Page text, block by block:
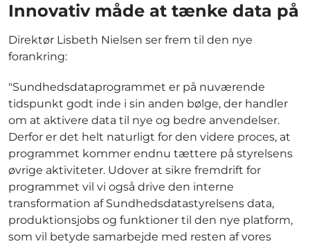
Innovativ måde at tænke data på
Direktør Lisbeth Nielsen ser frem til den nye
forankring:
"Sundhedsdataprogrammet er på nuværende
tidspunkt godt inde i sin anden bølge, der handler
om at aktivere data til nye og bedre anvendelser.
Derfor er det helt naturligt for den videre proces, at
programmet kommer endnu tættere på styrelsens
øvrige aktiviteter. Udover at sikre fremdrift for
programmet vil vi også drive den interne
transformation af Sundhedsdatastyrelsens data,
produktionsjobs og funktioner til den nye platform,
som vil betyde samarbejde med resten af vores